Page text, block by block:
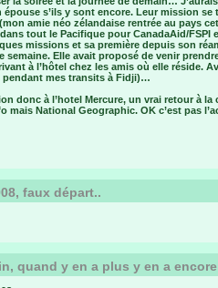
épouse s’ils y sont encore. Leur mission se
amie néo zélandaise rentrée au pays
dans tout le Pacifique pour CanadaAid/
missions et sa première depuis son
semaine. Elle avait proposé de venir
à l’hôtel chez les amis où elle réside.
pendant mes transits à Fidji)…
donc à l’hotel Mercure, un vrai retour à
mais National Geographic. OK c’est pas
faux départ..
quand y en a plus y en a encore